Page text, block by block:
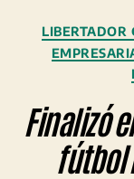
LIBERTADOR
Finalizó
fútbol